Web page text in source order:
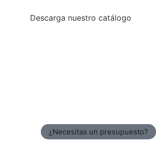
Descarga nuestro catálogo
¿Necesitas un presupuesto?